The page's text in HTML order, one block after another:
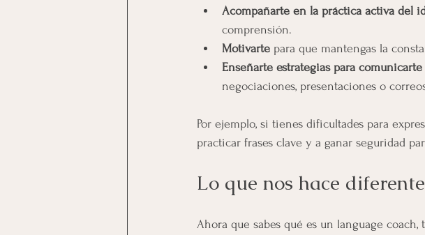
Acompañarte en la práctica activa del
comprensión.
Motivarte para que mantengas la
Enseñarte estrategias para
negociaciones, presentaciones o
Por ejemplo, si tienes dificultades para
practicar frases clave y a ganar seguridad
Lo que nos hace
Ahora que sabes qué es un language